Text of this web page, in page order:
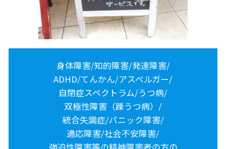
身体障害/知的障害/発達障害/
ADHD/てんかん/アスペルガー/
自閉症スペクトラム/うつ病/
双極性障害（躁うつ病）/
統合失調症/パニック障害/
適応障害/社会不安障害/